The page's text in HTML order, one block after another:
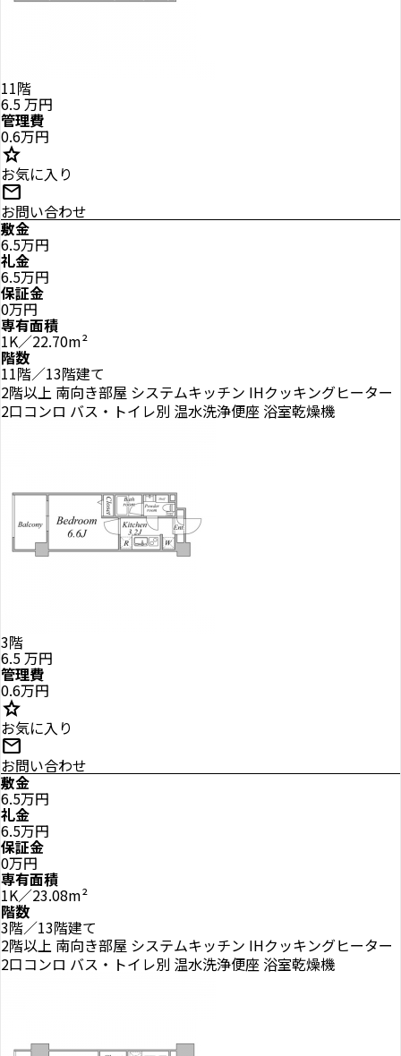
11階
6.5万円
管理費
0.6万円
star
お気に入り
mail
お問い合わせ
敷金
6.5万円
礼金
6.5万円
保証金
0万円
専有面積
1K／22.70m²
階数
11階／13階建て
2階以上 南向き部屋 システムキッチン IHクッキングヒーター
2口コンロ バス・トイレ別 温水洗浄便座 浴室乾燥機
3階
6.5万円
管理費
0.6万円
star
お気に入り
mail
お問い合わせ
敷金
6.5万円
礼金
6.5万円
保証金
0万円
専有面積
1K／23.08m²
階数
3階／13階建て
2階以上 南向き部屋 システムキッチン IHクッキングヒーター
2口コンロ バス・トイレ別 温水洗浄便座 浴室乾燥機